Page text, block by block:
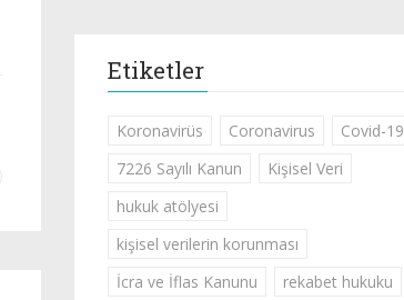
Etiketler
Koronavirüs Coronavirus
Covid-19
7226 Sayılı Kanun
Kişisel Veri
hukuk atölyesi
kişisel verilerin korunması
İcra ve İflas Kanunu
rekabet hukuku